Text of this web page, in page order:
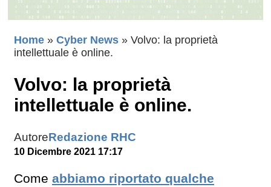
Home » Cyber News » Volvo: la proprietà
intellettuale è online.
Volvo: la proprietà
intellettuale è online.
AutoreRedazione RHC
10 Dicembre 2021 17:17
Come abbiamo riportato qualche